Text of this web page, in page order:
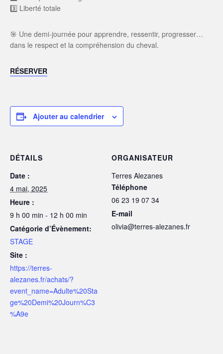
3️⃣ Liberté totale
🎯 Une demi-journée pour apprendre, ressentir, progresser…
dans le respect et la compréhension du cheval.
RÉSERVER
Ajouter au calendrier
DÉTAILS
Date :
4 mai, 2025
Heure :
9 h 00 min - 12 h 00 min
Catégorie d’Évènement:
STAGE
Site :
https://terres-
alezanes.fr/achats/?
event_name=Adulte%20Sta
ge%20Demi%20Journ%C3
%A9e
ORGANISATEUR
Terres Alezanes
Téléphone
06 23 19 07 34
E-mail
olivia@terres-alezanes.fr